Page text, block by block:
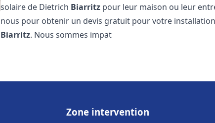
solaire de Dietrich Biarritz pour leur maison ou leur
nous pour obtenir un devis gratuit pour votre
Biarritz. Nous sommes impat
Zone intervention